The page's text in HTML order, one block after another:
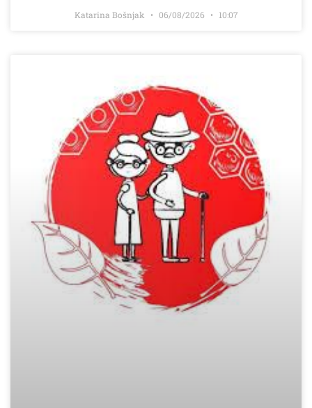
Katarina Bošnjak 06/08/2026 10:07